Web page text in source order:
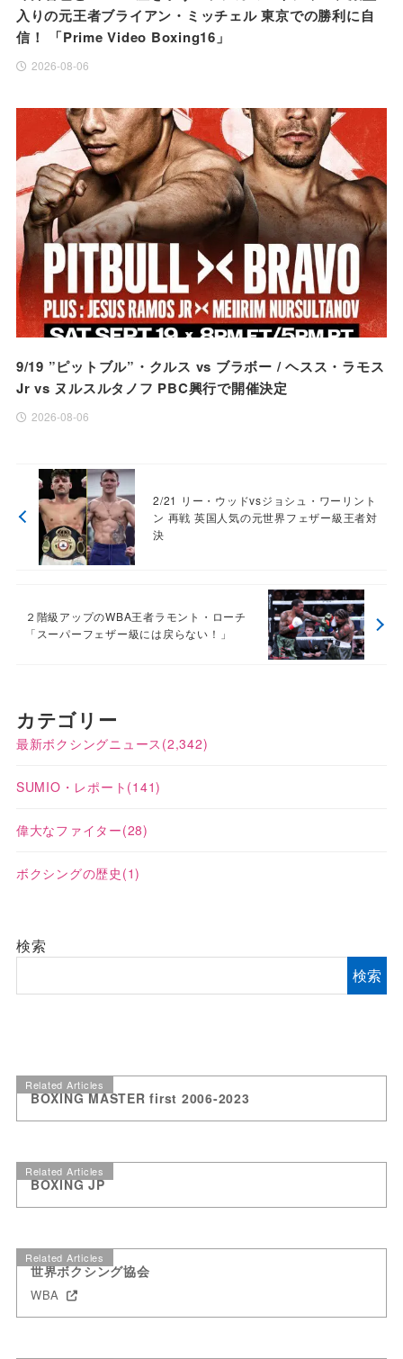
入りの元王者ブライアン・ミッチェル 東京での勝利に自
信！ 「Prime Video Boxing16」
2026-08-06
9/19 ”ピットブル”・クルス vs ブラボー / ヘスス・ラモス
Jr vs ヌルスルタノフ PBC興行で開催決定
2026-08-06
2/21 リー・ウッドvsジョシュ・ワーリント
ン 再戦 英国人気の元世界フェザー級王者対
決
２階級アップのWBA王者ラモント・ローチ
「スーパーフェザー級には戻らない！」
カテゴリー
最新ボクシングニュース (2,342)
SUMIO・レポート (141)
偉大なファイター(28)
ボクシングの歴史 (1)
検索
検索
Related Articles
BOXING MASTER first 2006-2023
Related Articles
BOXING JP
Related Articles
世界ボクシング協会
WBA